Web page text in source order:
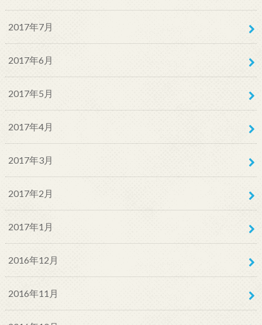
2017年7月
2017年6月
2017年5月
2017年4月
2017年3月
2017年2月
2017年1月
2016年12月
2016年11月